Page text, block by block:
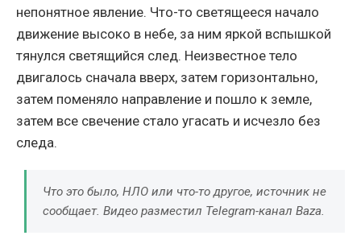
непонятное явление. Что-то светящееся начало
движение высоко в небе, за ним яркой вспышкой
тянулся светящийся след. Неизвестное тело
двигалось сначала вверх, затем горизонтально,
затем поменяло направление и пошло к земле,
затем все свечение стало угасать и исчезло без
следа.
Что это было, НЛО или что-то другое, источник не
сообщает. Видео разместил Telegram-канал Baza.